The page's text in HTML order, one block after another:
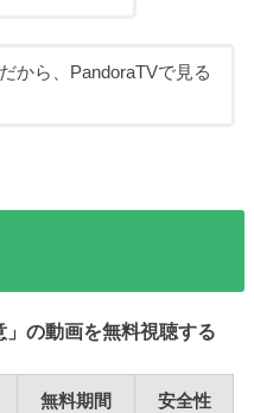
から、PandoraTVで見る
」の動画を無料視聴する
無料期間 安全性